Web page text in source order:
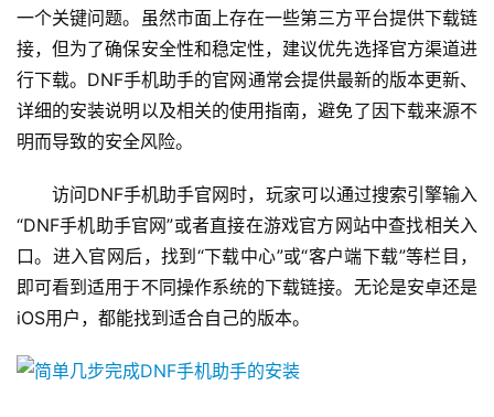
一个关键问题。虽然市面上存在一些第三方平台提供下载链
接，但为了确保安全性和稳定性，建议优先选择官方渠道进
行下载。DNF手机助手的官网通常会提供最新的版本更新、
详细的安装说明以及相关的使用指南，避免了因下载来源不
明而导致的安全风险。
访问DNF手机助手官网时，玩家可以通过搜索引擎输入
“DNF手机助手官网”或者直接在游戏官方网站中查找相关入
口。进入官网后，找到“下载中心”或“客户端下载”等栏目，
即可看到适用于不同操作系统的下载链接。无论是安卓还是
iOS用户，都能找到适合自己的版本。